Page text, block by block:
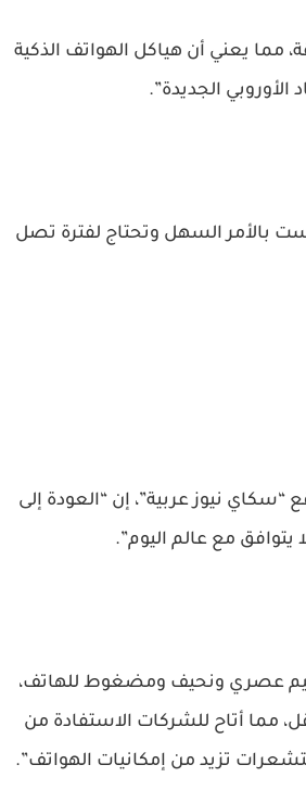
مما يعني أن هياكل الهواتف الذكية
الأوروبي الجديدة”.
بالأمر السهل وتحتاج لفترة تصل
نيوز عربية”، إن “العودة إلى
يتوافق مع عالم اليوم”.
عصري ونحيف ومضغوط للهاتف،
مما أتاح للشركات الاستفادة من
تزيد من إمكانيات الهواتف”.